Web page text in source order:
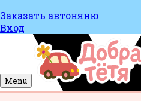
Заказать автоняню
Вход
Menu